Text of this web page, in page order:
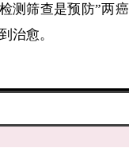
测筛查是预防”两癌
治愈。